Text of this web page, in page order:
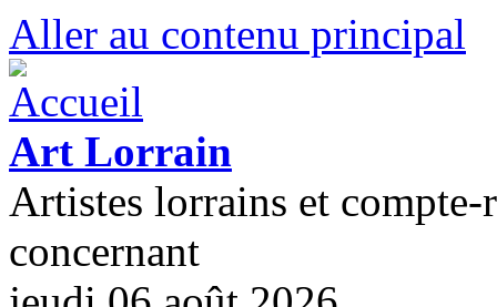
Aller au contenu principal
Art Lorrain
Artistes lorrains et compte-
concernant